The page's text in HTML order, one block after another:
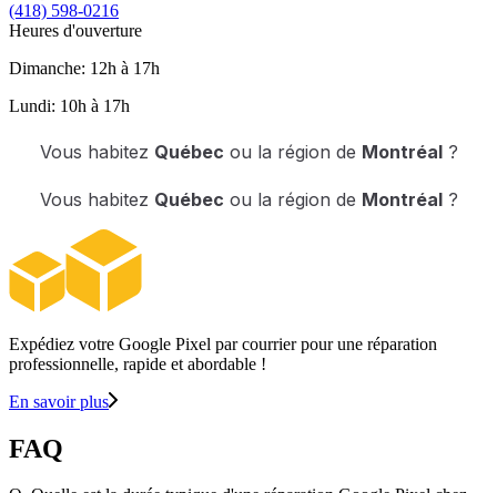
(418) 598-0216
Heures d'ouverture
Dimanche: 12h à 17h
Lundi: 10h à 17h
Vous habitez Québec ou la région de Montréal?
Vous habitez Québec ou la région de Montréal?
Expédiez votre Google Pixel par courrier pour une réparation
professionnelle, rapide et abordable !
En savoir plus
FAQ